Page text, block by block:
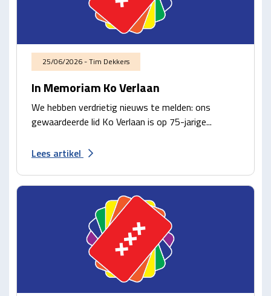
25/06/2026 - Tim Dekkers
In Memoriam Ko Verlaan
We hebben verdrietig nieuws te melden: ons
gewaardeerde lid Ko Verlaan is op 75-jarige...
Lees artikel